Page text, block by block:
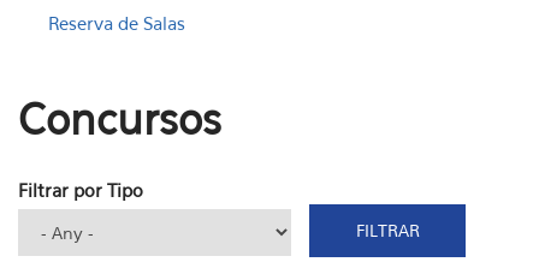
Reserva de Salas
Concursos
Filtrar por Tipo